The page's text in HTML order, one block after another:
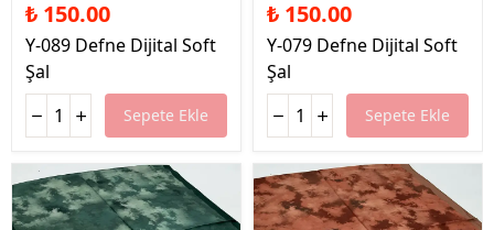
₺ 150.00
Y-089 Defne Dijital Soft
Şal
Sepete Ekle
₺ 150.00
Y-079 Defne Dijital Soft
Şal
Sepete Ekle